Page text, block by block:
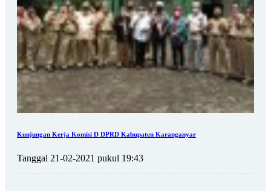
Kunjungan Kerja Komisi D DPRD Kabupaten Karanganyar
Tanggal 21-02-2021 pukul 19:43